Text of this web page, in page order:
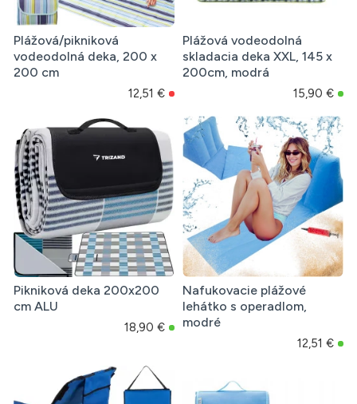
Plážová/pikniková
vodeodolná deka, 200 x
200 cm
12,51 €
Plážová vodeodolná
skladacia deka XXL, 145 x
200cm, modrá
15,90 €
Pikniková deka 200x200
cm ALU
18,90 €
Nafukovacie plážové
lehátko s operadlom,
modré
12,51 €